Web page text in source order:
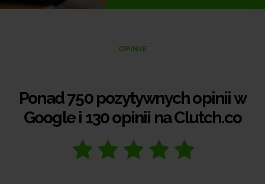
OPINIE
Ponad 750 pozytywnych opinii w
Google i 130 opinii na Clutch.co